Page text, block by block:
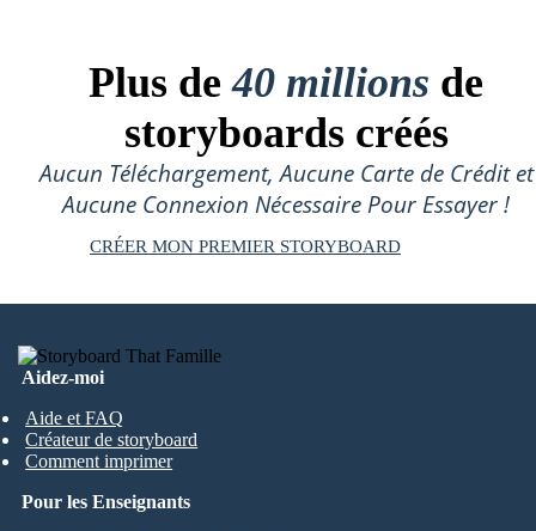
Plus de40 millions de
storyboards créés
Aucun Téléchargement, Aucune Carte de Crédit et
Aucune Connexion Nécessaire Pour Essayer !
CRÉER MON PREMIER STORYBOARD
Aidez-moi
Aide et FAQ
Créateur de storyboard
Comment imprimer
Pour les Enseignants